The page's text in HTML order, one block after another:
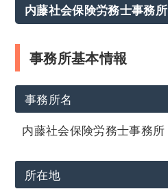
内藤社会保険労務士事務所
事務所基本情報
事務所名
内藤社会保険労務士事務所
所在地